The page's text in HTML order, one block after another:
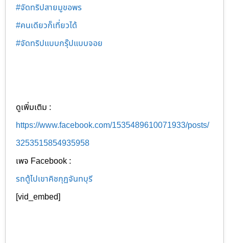
#จัดทริปสายมูขอพร
#คนเดียวก็เที่ยวได้
#จัดทริปแบบกรุ๊ปแบบจอย
ดูเพิ่มเติม :
https://www.facebook.com/1535489610071933/posts/
3253515854935958
เพจ Facebook :
รถตู้ไปเขาคิชกุฏจันทบุรี
[vid_embed]